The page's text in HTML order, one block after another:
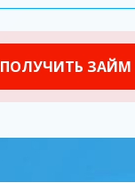
ПОЛУЧИТЬ ЗАЙМ